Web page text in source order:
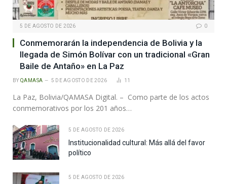
5 DE AGOSTO DE 2026 0
Conmemorarán la independencia de Bolivia y la
llegada de Simón Bolívar con un tradicional «Gran
Baile de Antaño» en La Paz
BY QAMASA 5 DE AGOSTO DE 2026 11
La Paz, Bolivia/QAMASA Digital. – Como parte de los actos
conmemorativos por los 201 años…
5 DE AGOSTO DE 2026
Institucionalidad cultural: Más allá del favor
político
5 DE AGOSTO DE 2026